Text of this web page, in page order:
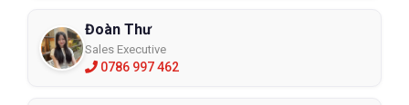
Đoàn Thư
Sales Executive
0786 997 462